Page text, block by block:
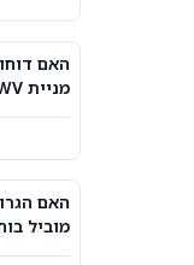
3
האם
מניית CRWV כלפי מעלה?
האם
מוביל